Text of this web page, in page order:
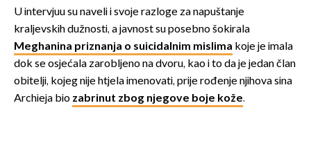
U intervjuu su naveli i svoje razloge za napuštanje
kraljevskih dužnosti, a javnost su posebno šokirala
Meghanina priznanja o suicidalnim mislima koje je imala
dok se osjećala zarobljeno na dvoru, kao i to da je jedan član
obitelji, kojeg nije htjela imenovati, prije rođenje njihova sina
Archieja bio zabrinut zbog njegove boje kože.